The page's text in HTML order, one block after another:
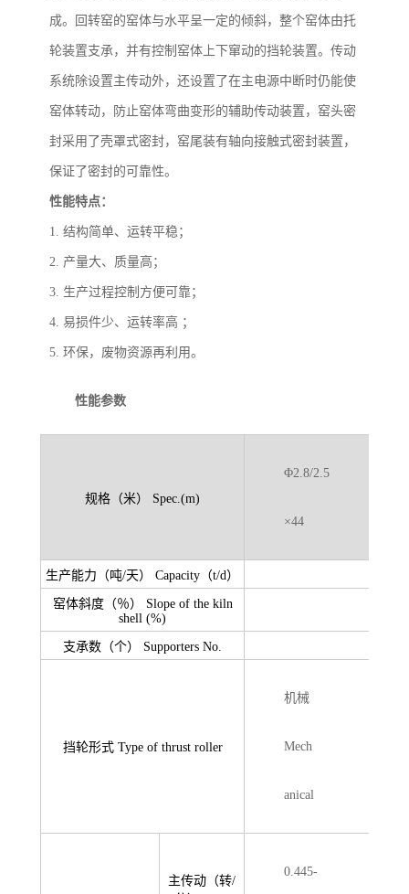
成。回转窑的窑体与水平呈一定的倾斜，整个窑体由托
轮装置支承，并有控制窑体上下窜动的挡轮装置。传动
系统除设置主传动外，还设置了在主电源中断时仍能使
窑体转动，防止窑体弯曲变形的辅助传动装置，窑头密
封采用了壳罩式密封，窑尾装有轴向接触式密封装置，
保证了密封的可靠性。
性能特点：
1. 结构简单、运转平稳；
2. 产量大、质量高；
3. 生产过程控制方便可靠；
4. 易损件少、运转率高 ；
5. 环保，废物资源再利用。
性能参数
规格（米） Spec.(m)
Φ2.8/2.5
×44
生产能力（吨/天） Capacity（t/d）
窑体斜度（％） Slope of the kiln
shell (%)
支承数（个） Supporters No.
挡轮形式 Type of thrust roller
机械
Mech
anical
主传动（转/
0.445-